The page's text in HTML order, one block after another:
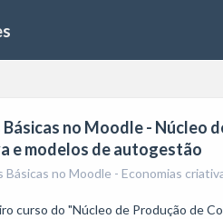
no Moodle - Núcleo
e modelos de autogestão
Básicas no Moodle - Economias
curso do "Núcleo de Produção de